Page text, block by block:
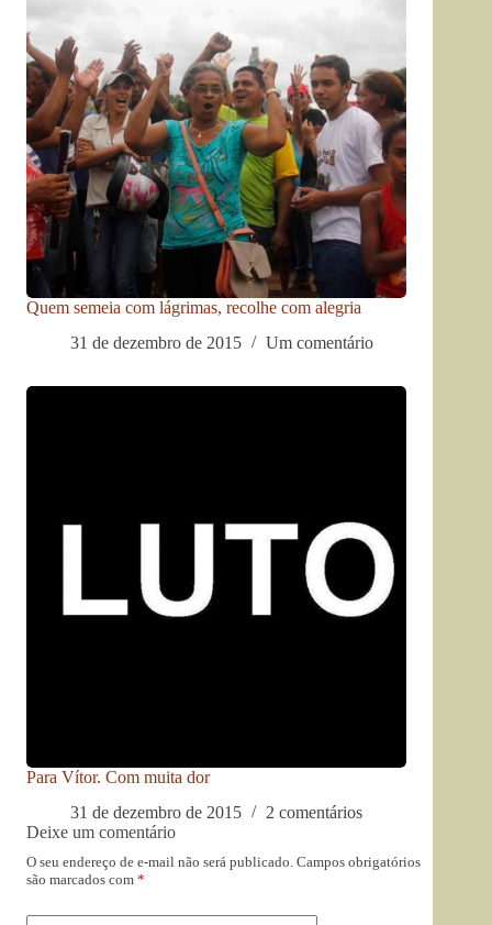
Quem semeia com lágrimas, recolhe com alegria
31 de dezembro de 2015
Um comentário
Para Vítor. Com muita dor
31 de dezembro de 2015
2 comentários
Deixe um comentário
O seu endereço de e-mail não será publicado. Campos obrigatórios
são marcados com *